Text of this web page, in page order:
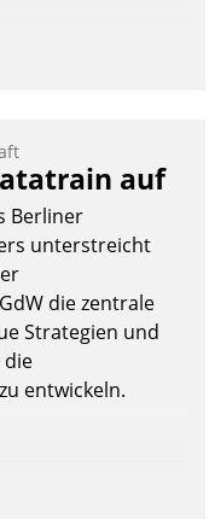
auf
Berliner
unterstreicht
die zentrale
Strategien und
die
entwickeln.